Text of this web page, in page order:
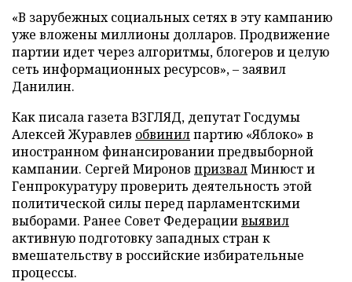
«В зарубежных социальных сетях в эту кампанию
уже вложены миллионы долларов. Продвижение
партии идет через алгоритмы, блогеров и целую
сеть информационных ресурсов», – заявил
Данилин.
Как писала газета ВЗГЛЯД, депутат Госдумы
Алексей Журавлев обвинилпартию «Яблоко» в
иностранном финансировании предвыборной
кампании. Сергей Миронов призвалМинюст и
Генпрокуратуру проверить деятельность этой
политической силы перед парламентскими
выборами. Ранее Совет Федерациивыявил
активную подготовку западных стран к
вмешательству в российские избирательные
процессы.